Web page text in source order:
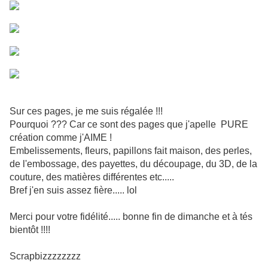
Sur ces pages, je me suis régalée !!!
Pourquoi ??? Car ce sont des pages que j'apelle PURE
création comme j'AIME !
Embelissements, fleurs, papillons fait maison, des perles,
de l'embossage, des payettes, du découpage, du 3D, de la
couture, des matières différentes etc.....
Bref j'en suis assez fière..... lol
Merci pour votre fidélité..... bonne fin de dimanche et à tés
bientôt !!!!
Scrapbizzzzzzzz